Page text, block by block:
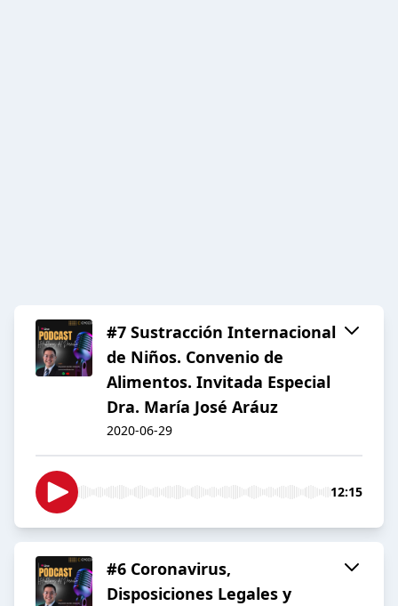
#7 Sustracción Internacional
de Niños. Convenio de
Alimentos. Invitada Especial
Dra. María José Aráuz
2020-06-29
12:15
#6 Coronavirus,
Disposiciones Legales y